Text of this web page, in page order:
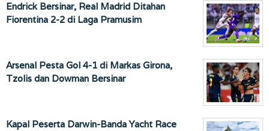
Endrick Bersinar, Real Madrid Ditahan
Fiorentina 2-2 di Laga Pramusim
Arsenal Pesta Gol 4-1 di Markas Girona,
Tzolis dan Dowman Bersinar
Kapal Peserta Darwin-Banda Yacht Race